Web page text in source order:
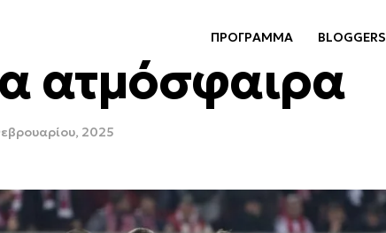
ΠΡΟΓΡΑΜΜΑ BLOGGERS
ατμόσφαιρα
2025